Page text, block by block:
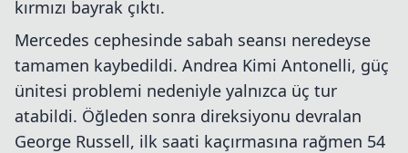
kırmızı bayrak çıktı.
Mercedes cephesinde sabah seansı neredeyse
tamamen kaybedildi. Andrea Kimi Antonelli, güç
ünitesi problemi nedeniyle yalnızca üç tur
atabildi. Öğleden sonra direksiyonu devralan
George Russell, ilk saati kaçırmasına rağmen 54